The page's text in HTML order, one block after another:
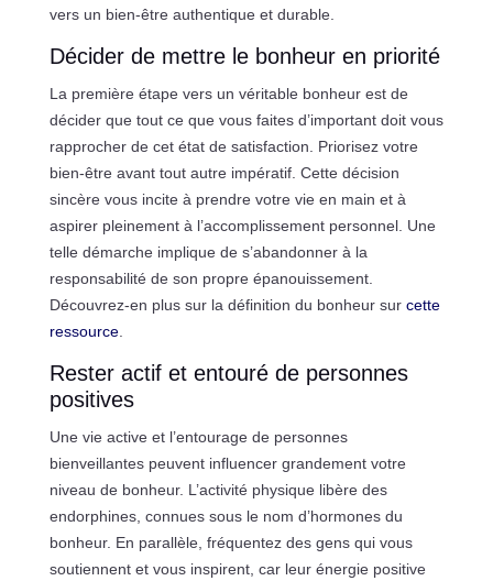
vers un bien-être authentique et durable.
Décider de mettre le bonheur en priorité
La première étape vers un véritable bonheur est de
décider que tout ce que vous faites d’important doit vous
rapprocher de cet état de satisfaction. Priorisez votre
bien-être avant tout autre impératif. Cette décision
sincère vous incite à prendre votre vie en main et à
aspirer pleinement à l’accomplissement personnel. Une
telle démarche implique de s’abandonner à la
responsabilité de son propre épanouissement.
Découvrez-en plus sur la définition du bonheur sur cette
ressource.
Rester actif et entouré de personnes
positives
Une vie active et l’entourage de personnes
bienveillantes peuvent influencer grandement votre
niveau de bonheur. L’activité physique libère des
endorphines, connues sous le nom d’hormones du
bonheur. En parallèle, fréquentez des gens qui vous
soutiennent et vous inspirent, car leur énergie positive